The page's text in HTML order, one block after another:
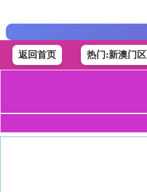
返回首页 热门:新澳门区